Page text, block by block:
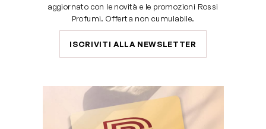
aggiornato con le novità e le promozioni Rossi
Profumi. Offerta non cumulabile.
ISCRIVITI ALLA NEWSLETTER